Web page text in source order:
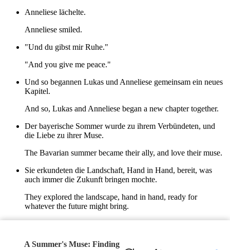
A Summer's Muse: Finding
Anneliese lächelte.
Anneliese smiled.
"Und du gibst mir Ruhe."
"And you give me peace."
Und so begannen Lukas und Anneliese gemeinsam ein neues
Kapitel.
And so, Lukas and Anneliese began a new chapter together.
Der bayerische Sommer wurde zu ihrem Verbündeten, und
die Liebe zu ihrer Muse.
The Bavarian summer became their ally, and love their muse.
Sie erkundeten die Landschaft, Hand in Hand, bereit, was
auch immer die Zukunft bringen mochte.
They explored the landscape, hand in hand, ready for
whatever the future might bring.